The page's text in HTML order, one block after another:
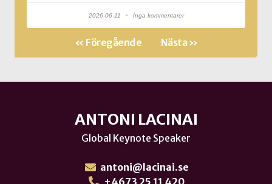
2026-06-11 Inga kommentarer
« Föregående Nästa »
ANTONI LACINAI
Global Keynote Speaker
antoni@lacinai.se